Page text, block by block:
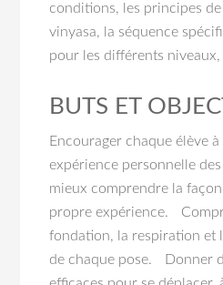
conditions, les principes
vinyasa, la séquence
pour les différents niveaux,
BUTS ET
Encourager chaque élève
expérience personnelle
mieux comprendre la
propre expérience.
fondation, la respiration et
de chaque pose. Donner